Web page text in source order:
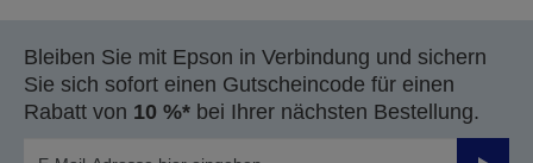
Bleiben Sie mit Epson in Verbindung und sichern
Sie sich sofort einen Gutscheincode für einen
Rabatt von 10 %* bei Ihrer nächsten Bestellung.